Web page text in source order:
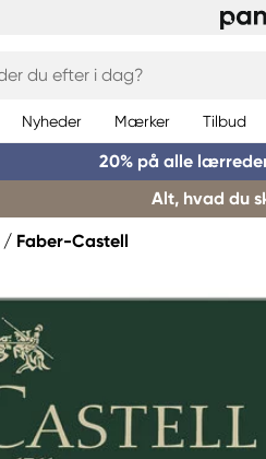
Nyheder Mærker Tilbud
20% på alle
Alt, hvad du
Faber-Castell